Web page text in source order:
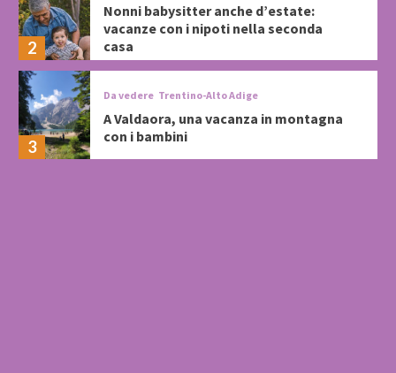
2
Nonni babysitter anche d’estate:
vacanze con i nipoti nella seconda
casa
3
Da vedere Trentino-Alto Adige
A Valdaora, una vacanza in montagna
con i bambini